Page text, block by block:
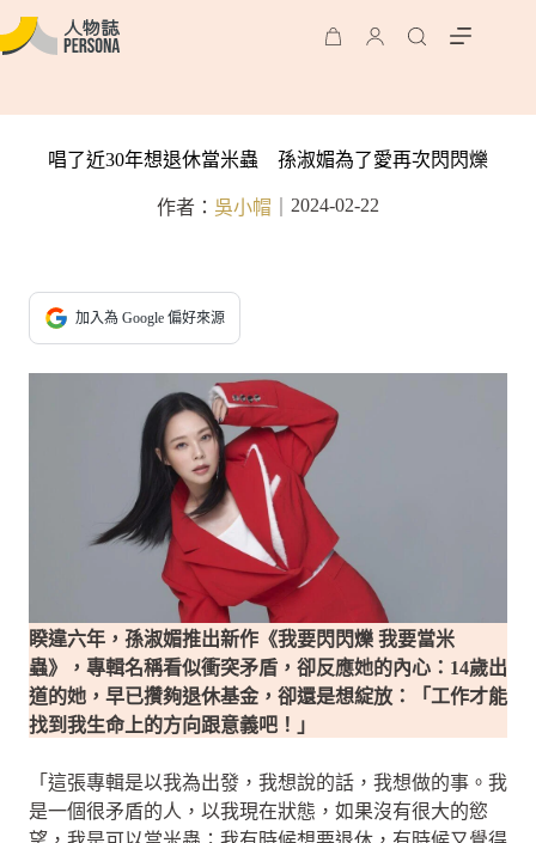
唱了近30年想退休當米蟲 孫淑媚為了愛再次閃閃爍
作者： 吳小帽 2024-02-22
加入為 Google 偏好來源
睽違六年，孫淑媚推出新作《我要閃閃爍 我要當米
蟲》，專輯名稱看似衝突矛盾，卻反應她的內心：14歲出
道的她，早已攢夠退休基金，卻還是想綻放：「工作才能
找到我生命上的方向跟意義吧！」
「這張專輯是以我為出發，我想說的話，我想做的事。我
是一個很矛盾的人，以我現在狀態，如果沒有很大的慾